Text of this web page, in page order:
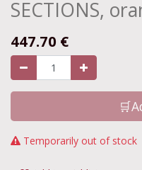
SECTIONS,
447.70 €
Temporarily out of stock